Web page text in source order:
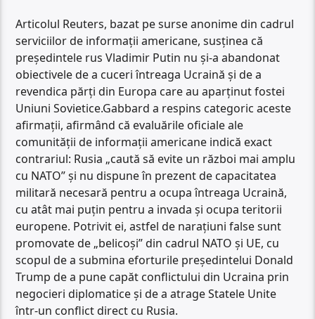
Articolul Reuters, bazat pe surse anonime din cadrul
serviciilor de informații americane, susținea că
președintele rus Vladimir Putin nu și-a abandonat
obiectivele de a cuceri întreaga Ucraină și de a
revendica părți din Europa care au aparținut fostei
Uniuni Sovietice.Gabbard a respins categoric aceste
afirmații, afirmând că evaluările oficiale ale
comunității de informații americane indică exact
contrariul: Rusia „caută să evite un război mai amplu
cu NATO” și nu dispune în prezent de capacitatea
militară necesară pentru a ocupa întreaga Ucraină,
cu atât mai puțin pentru a invada și ocupa teritorii
europene. Potrivit ei, astfel de narațiuni false sunt
promovate de „belicoși” din cadrul NATO și UE, cu
scopul de a submina eforturile președintelui Donald
Trump de a pune capăt conflictului din Ucraina prin
negocieri diplomatice și de a atrage Statele Unite
într-un conflict direct cu Rusia.